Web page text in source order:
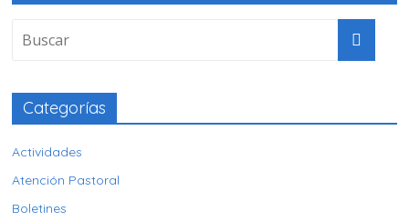
Categorías
Actividades
Atención Pastoral
Boletines